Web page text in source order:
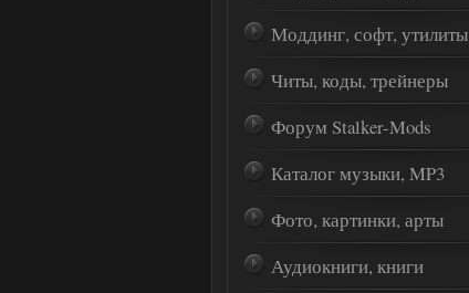
Моддинг, софт, утилиты
Читы, коды, трейнеры
Форум Stalker-Mods
Каталог музыки, MP3
Фото, картинки, арты
Аудиокниги, книги